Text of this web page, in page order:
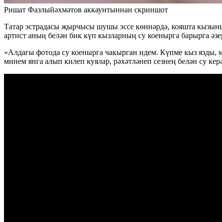
Ришат Фазлыйәхмәтов аккаунтыннан скриншот
Татар эстрадасы җырчысы шушы эссе көннәрдә, кояшта
артист аның белән бик күп кызларның су коенырга барырга
«Алдагы фотода су коенырга чакырган идем. Күпме кыз язды,
минем янга алып килеп куялар, рәхәтләнеп сезнең белән су